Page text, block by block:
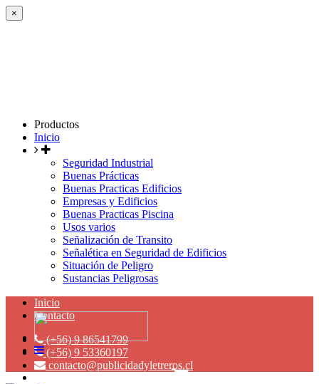
×
Productos
Inicio
Seguridad Industrial
Buenas Prácticas
Buenas Practicas Edificios
Empresas y Edificios
Buenas Practicas Piscina
Usos varios
Señalización de Transito
Señalética en Seguridad de Edificios
Situación de Peligro
Sustancias Peligrosas
Inicio
Contacto
(+56) 9 86541799
(+56) 9 53360197
contacto@publicidadyletreros.cl